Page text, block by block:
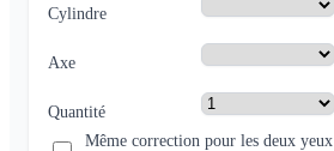
Cylindre
Axe
Quantité
Même correction pour les deux yeux